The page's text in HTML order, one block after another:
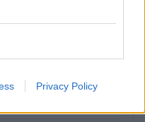
Privacy Policy